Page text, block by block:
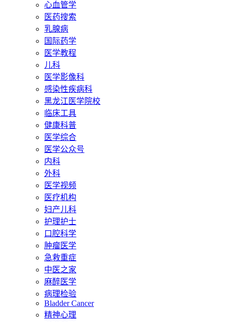
心血管学
医药搜索
乳腺病
国际药学
医学教程
儿科
医学影像科
感染性疾病科
黑龙江医学院校
临床工具
健康科普
医学综合
医学公众号
内科
外科
医学视频
医疗机构
妇产儿科
护理护士
口腔科学
肿瘤医学
急救重症
中医之家
麻醉医学
病理检验
Bladder Cancer
精神心理